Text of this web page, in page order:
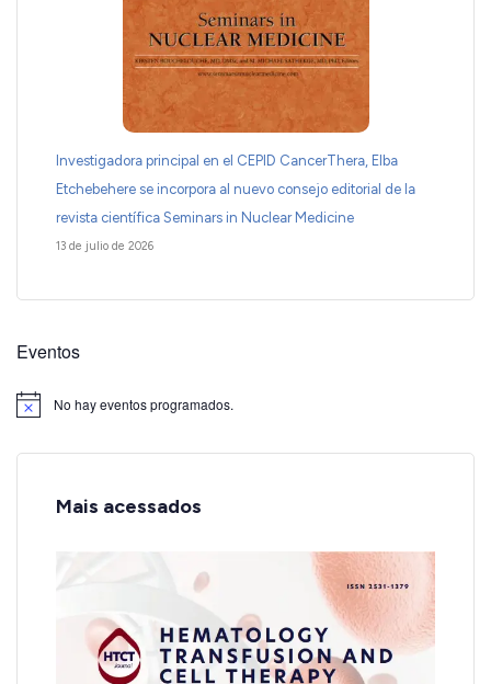
Investigadora principal en el CEPID CancerThera, Elba
Etchebehere se incorpora al nuevo consejo editorial de la
revista científica Seminars in Nuclear Medicine
13 de julio de 2026
Eventos
Aviso No hay eventos programados.
Mais acessados